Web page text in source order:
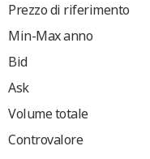
Prezzo di riferimento
Min-Max anno
Bid
Ask
Volume totale
Controvalore